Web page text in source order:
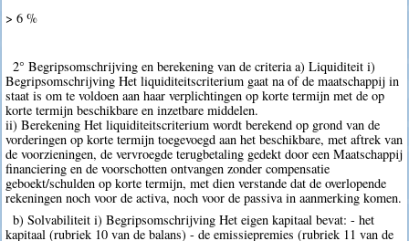
> 6 %
2° Begripsomschrijving en berekening van de criteria a) Liquiditeit i)
Begripsomschrijving Het liquiditeitscriterium gaat na of de maatschappij in
staat is om te voldoen aan haar verplichtingen op korte termijn met de op
korte termijn beschikbare en inzetbare middelen.
ii) Berekening Het liquiditeitscriterium wordt berekend op grond van de
vorderingen op korte termijn toegevoegd aan het beschikbare, met aftrek van
de voorzieningen, de vervroegde terugbetaling gedekt door een Maatschappij
financiering en de voorschotten ontvangen zonder compensatie
geboekt/schulden op korte termijn, met dien verstande dat de overlopende
rekeningen noch voor de activa, noch voor de passiva in aanmerking komen.
b) Solvabiliteit i) Begripsomschrijving Het eigen kapitaal bevat: - het
kapitaal (rubriek 10 van de balans) - de emissiepremies (rubriek 11 van de